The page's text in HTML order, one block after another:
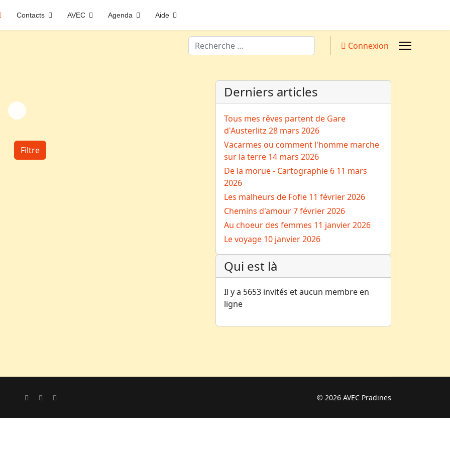
Contacts AVEC Agenda Aide
Valider Connexion
Filtre
Derniers articles
Tous mes rêves partent de Gare
d'Austerlitz 28 mars 2026
Vacarmes ou comment l'homme marche
sur la terre 14 mars 2026
De la morue - Cartographie 6 11 mars
2026
Les malheurs de Fofie 11 février 2026
Chemins d'amour7 février 2026
Au choeur des femmes 11 janvier 2026
Le voyage 10 janvier 2026
Qui est là
Il y a 5653 invités et aucun membre en
ligne
© 2026 AVEC Pradines